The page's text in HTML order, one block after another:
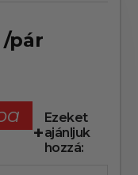
/pár
Ezeket
ajánljuk
hozzá: